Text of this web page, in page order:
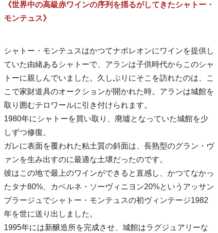
《世界中の高級赤ワインの序列を揺るがしてきたシャトー・
モンテュス》
シャトー・モンテュスはかつてナポレオンにワインを提供し
ていた由緒あるシャトーで、アランは子供時代からこのシャ
トーに親しんでいました。久しぶりにそこを訪れたのは、こ
こで家財道具のオークションが開かれた時。アランは城館を
取り囲むテロワールに引き付けられます。
1980年にシャトーを買い取り、廃墟となっていた城館を少
しずつ修復。
ガレに表面を覆われた粘土質の斜面は、長熟型のグラン・ヴ
ァンを生み出すのに最適な土壌だったのです。
彼はこの地で最上のワインができると直感し、かつてなかっ
たタナ80%、カベルネ・ソーヴィニヨン20%というアッサン
ブラージュでシャトー・モンテュスの初ヴィンテージ1982
年を世に送り出しました。
1995年には新醸造所を完成させ、城館はラグジュアリーな